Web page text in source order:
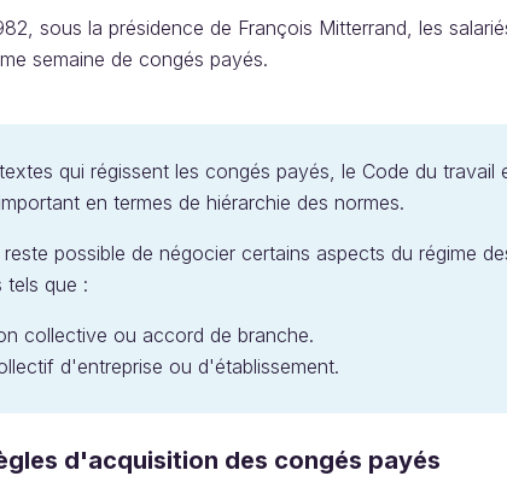
sous la présidence de François Mitterrand, les
semaine de congés payés.
qui régissent les congés payés, le Code du travail
en termes de hiérarchie des normes.
possible de négocier certains aspects du régime
tels que :
collective ou accord de branche.
d'entreprise ou d'établissement.
d'acquisition des congés payés